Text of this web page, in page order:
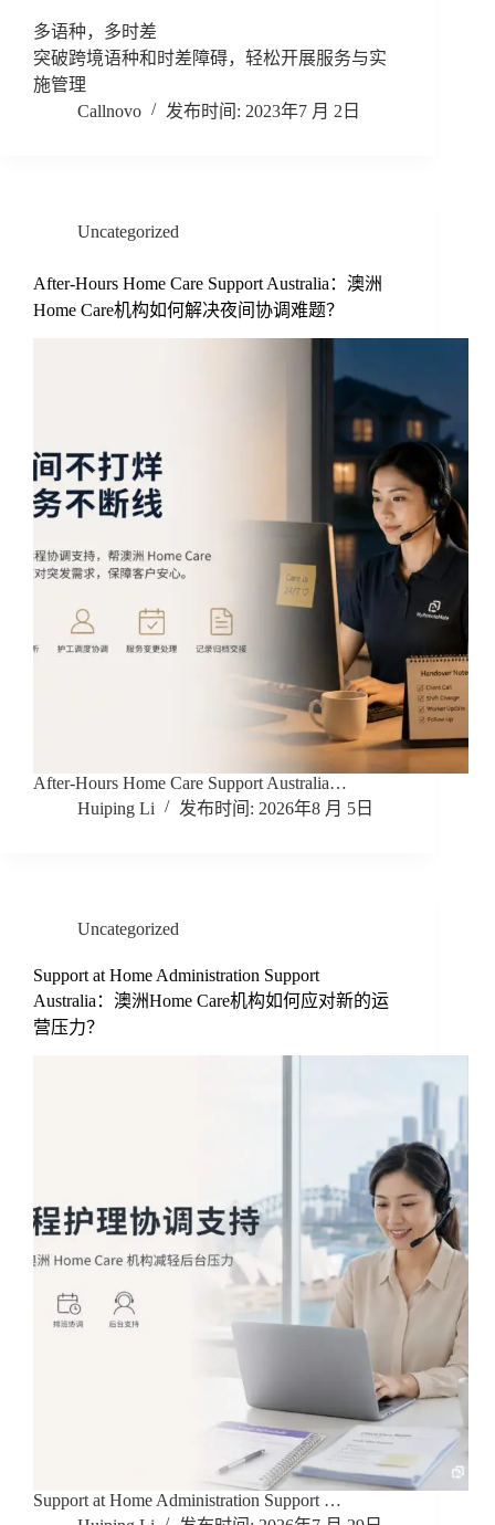
多语种，多时差
突破跨境语种和时差障碍，轻松开展服务与实
施管理
Callnovo
2023年7 月 2日
Uncategorized
After-Hours Home Care Support Australia：澳洲
Home Care机构如何解决夜间协调难题？
After-Hours Home Care Support Australia…
Huiping Li
2026年8 月 5日
Uncategorized
Support at Home Administration Support
Australia：澳洲Home Care机构如何应对新的运
营压力？
Support at Home Administration Support …